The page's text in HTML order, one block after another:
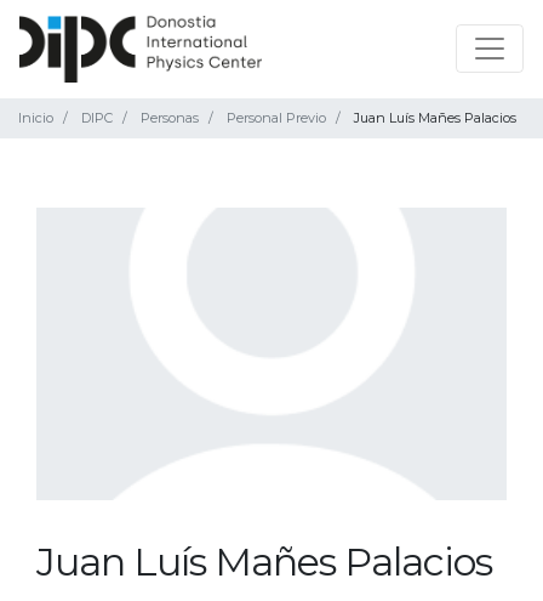
Inicio DIPC Personas Personal Previo Juan Luís Mañes Palacios
Juan Luís Mañes Palacios